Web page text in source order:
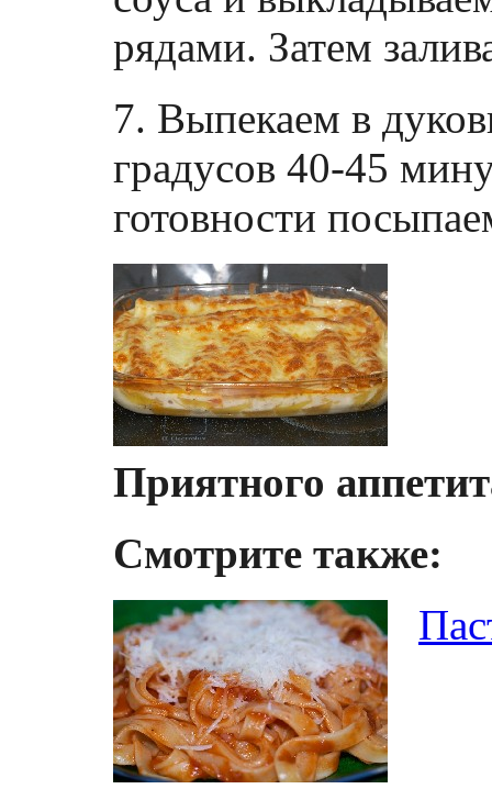
рядами. Затем
7. Выпекаем в
градусов 40-45
готовности
Приятного
Смотрите также: